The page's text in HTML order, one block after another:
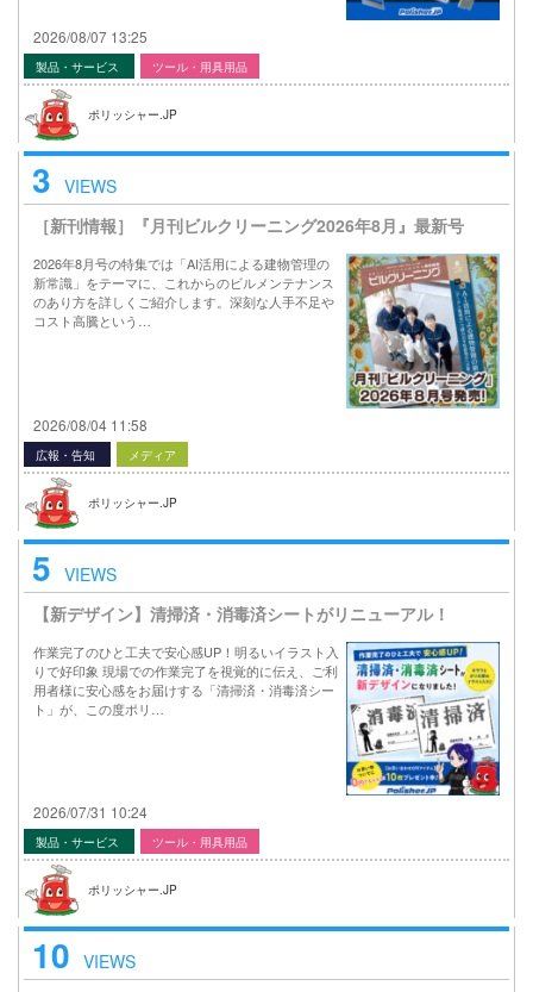
2026/08/07 13:25
製品・サービス ツール・用具用品
ポリッシャー.JP
3 VIEWS
［新刊情報］『月刊ビルクリーニング2026年8月』最新号
2026年8月号の特集では「AI活用による建物管理の
新常識」をテーマに、これからのビルメンテナンス
のあり方を詳しくご紹介します。深刻な人手不足や
コスト高騰という…
2026/08/04 11:58
広報・告知 メディア
ポリッシャー.JP
5 VIEWS
【新デザイン】清掃済・消毒済シートがリニューアル！
作業完了のひと工夫で安心感UP！明るいイラスト入
りで好印象 現場での作業完了を視覚的に伝え、ご利
用者様に安心感をお届けする「清掃済・消毒済シー
ト」が、この度ポリ…
2026/07/31 10:24
製品・サービス ツール・用具用品
ポリッシャー.JP
10 VIEWS